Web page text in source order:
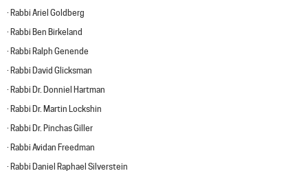
· Rabbi Ariel Goldberg
· Rabbi Ben Birkeland
· Rabbi Ralph Genende
· Rabbi David Glicksman
· Rabbi Dr. Donniel Hartman
· Rabbi Dr. Martin Lockshin
· Rabbi Dr. Pinchas Giller
· Rabbi Avidan Freedman
· Rabbi Daniel Raphael Silverstein